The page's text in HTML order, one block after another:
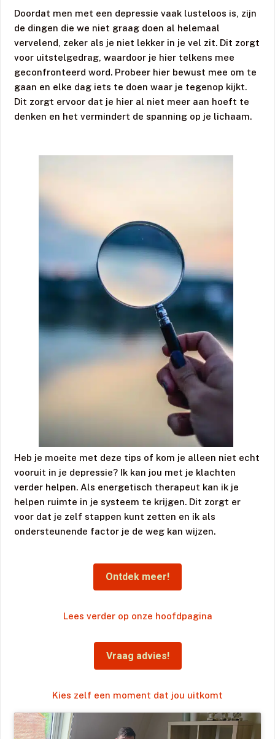
Doordat men met een depressie vaak lusteloos is, zijn
de dingen die we niet graag doen al helemaal
vervelend, zeker als je niet lekker in je vel zit. Dit zorgt
voor uitstelgedrag, waardoor je hier telkens mee
geconfronteerd word. Probeer hier bewust mee om te
gaan en elke dag iets te doen waar je tegenop kijkt.
Dit zorgt ervoor dat je hier al niet meer aan hoeft te
denken en het vermindert de spanning op je lichaam.
Heb je moeite met deze tips of kom je alleen niet echt
vooruit in je depressie? Ik kan jou met je klachten
verder helpen. Als energetisch therapeut kan ik je
helpen ruimte in je systeem te krijgen. Dit zorgt er
voor dat je zelf stappen kunt zetten en ik als
ondersteunende factor je de weg kan wijzen.
Ontdek meer!
Lees verder op onze hoofdpagina
Vraag advies!
Kies zelf een moment dat jou uitkomt